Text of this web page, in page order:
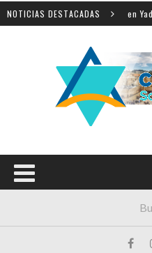
NOTICIAS DESTACADAS
de la Shoá en Yad Vashem